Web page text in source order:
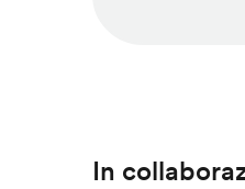
In